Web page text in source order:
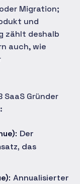
Migration;
und
zählt deshalb
auch, wie
SaaS Gründer
Der
das
Annualisierter